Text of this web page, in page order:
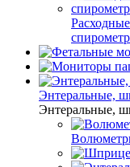
Энтеральные,
Энтеральные,